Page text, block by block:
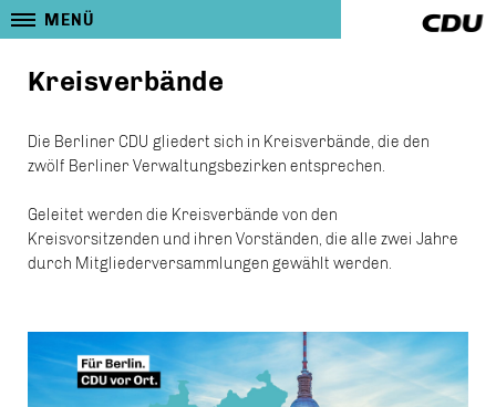
MENÜ
Kreisverbände
Die Berliner CDU gliedert sich in Kreisverbände, die den
zwölf Berliner Verwaltungsbezirken entsprechen.
Geleitet werden die Kreisverbände von den
Kreisvorsitzenden und ihren Vorständen, die alle zwei Jahre
durch Mitgliederversammlungen gewählt werden.